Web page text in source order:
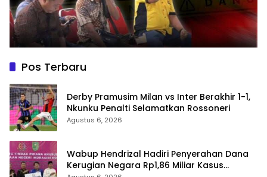
Pos Terbaru
Derby Pramusim Milan vs Inter Berakhir 1-1,
Nkunku Penalti Selamatkan Rossoneri
Agustus 6, 2026
Wabup Hendrizal Hadiri Penyerahan Dana
Kerugian Negara Rp1,86 Miliar Kasus